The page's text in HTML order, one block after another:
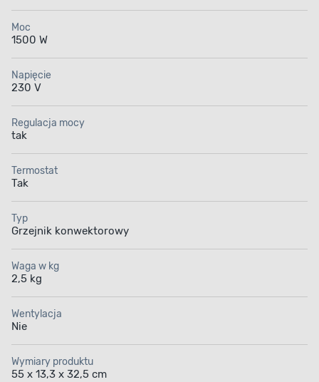
Moc
1500 W
Napięcie
230 V
Regulacja mocy
tak
Termostat
Tak
Typ
Grzejnik konwektorowy
Waga w kg
2,5 kg
Wentylacja
Nie
Wymiary produktu
55 x 13,3 x 32,5 cm